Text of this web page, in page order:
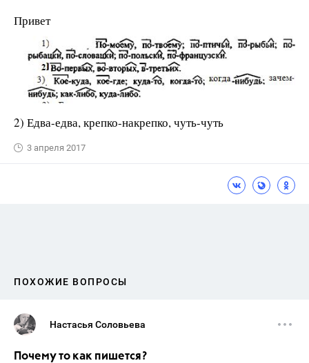
Привет
2) Едва-едва, крепко-накрепко, чуть-чуть
3 апреля 2017
ПОХОЖИЕ ВОПРОСЫ
Настасья Соловьева
Почему то как пишется?